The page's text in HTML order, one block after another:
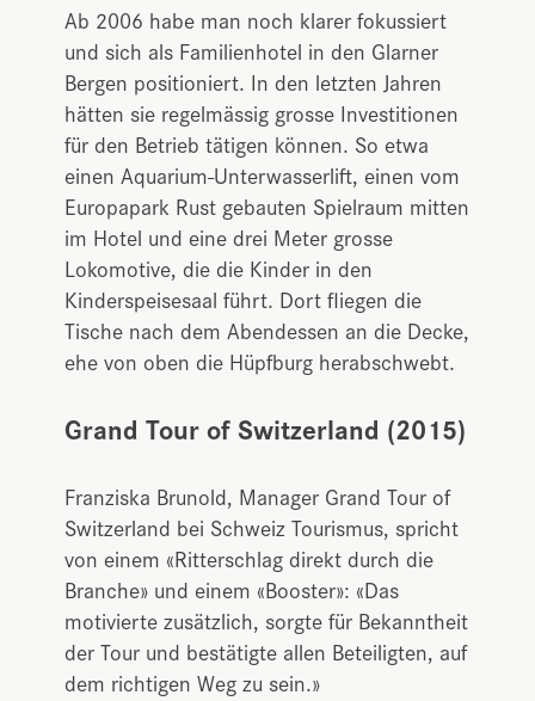
Ab 2006 habe man noch klarer fokussiert
und sich als Familienhotel in den Glarner
Bergen positioniert. In den letzten Jahren
hätten sie regelmässig grosse Investitionen
für den Betrieb tätigen können. So etwa
einen Aquarium-Unterwasserlift, einen vom
Europapark Rust gebauten Spielraum mitten
im Hotel und eine drei Meter grosse
Lokomotive, die die Kinder in den
Kinderspeisesaal führt. Dort fliegen die
Tische nach dem Abendessen an die Decke,
ehe von oben die Hüpfburg herabschwebt.
Grand Tour of Switzerland (2015)
Franziska Brunold, Manager Grand Tour of
Switzerland bei Schweiz Tourismus, spricht
von einem «Ritterschlag direkt durch die
Branche» und einem «Booster»: «Das
motivierte zusätzlich, sorgte für Bekanntheit
der Tour und bestätigte allen Beteiligten, auf
dem richtigen Weg zu sein.»